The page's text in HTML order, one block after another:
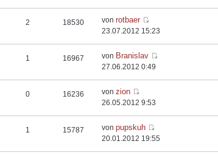
2 18530 vonrotbaer
23.07.2012 15:23
1 16967 von Branislav
27.06.2012 0:49
0 16236 vonzion
26.05.2012 9:53
1 15787 vonpupskuh
20.01.2012 19:55